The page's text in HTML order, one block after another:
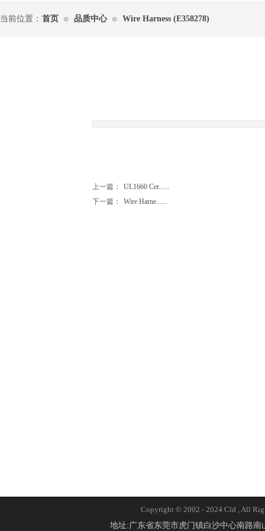
当前位置： 首页 ⊙ 品质中心 ⊙ Wire Harness (E358278)
上一篇：
UL1660 Cer......
下一篇：
Wire Harne......
Copyright © 2002 - 2024 Cld , All
地址:广东省东莞市虎门镇白沙中心南路